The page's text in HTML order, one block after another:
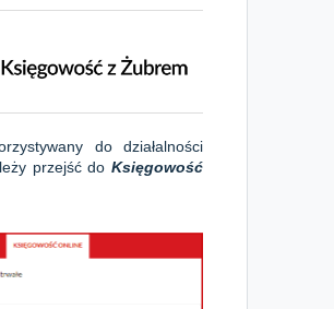
do działalności
przejść doKsięgowość